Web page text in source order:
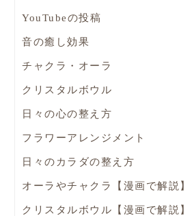
YouTubeの投稿
音の癒し効果
チャクラ・オーラ
クリスタルボウル
日々の心の整え方
フラワーアレンジメント
日々のカラダの整え方
オーラやチャクラ【漫画で解説】
クリスタルボウル【漫画で解説】